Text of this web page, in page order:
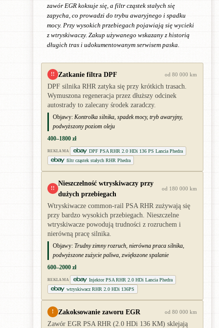
zawór EGR koksuje się, a filtr cząstek stałych się
zapycha, co prowadzi do trybu awaryjnego i spadku
mocy. Przy wysokich przebiegach pojawiają się wycieki
z wtryskiwaczy. Zakup używanego wskazany z historią
długich tras i udokumentowanym serwisem paska.
!! Zatkanie filtra DPF od 80 000 km
DPF silnika RHR zatyka się przy krótkich trasach.
Wymuszona regeneracja przez dłuższy odcinek
autostrady to zalecany środek zaradczy.
Objawy: Kontrolka silnika, spadek mocy, tryb awaryjny,
podwyższony poziom oleju
400–1800 zł
REKLAMA
DPF PSA RHR 2.0 HDi 136 PS Lancia Phedra
filtr cząstek stałych RHR Phedra
!!
Nieszczelność wtryskiwaczy przy
dużych przebiegach
od 180 000 km
Wtryskiwacze common-rail PSA RHR zużywają się
przy bardzo wysokich przebiegach. Nieszczelne
wtryskiwacze powodują trudności z rozruchem i
nierówną pracę silnika.
Objawy: Trudny zimny rozruch, nierówna praca silnika,
podwyższone zużycie paliwa, zwiększone spalanie
600–2000 zł
REKLAMA
Injektor PSA RHR 2.0 HDi Lancia Phedra
wtryskiwacz RHR 2.0 HDi 136PS
! Zakoksowanie zaworu EGR od 80 000 km
Zawór EGR PSA RHR (2.0 HDi 136 KM) sklejają